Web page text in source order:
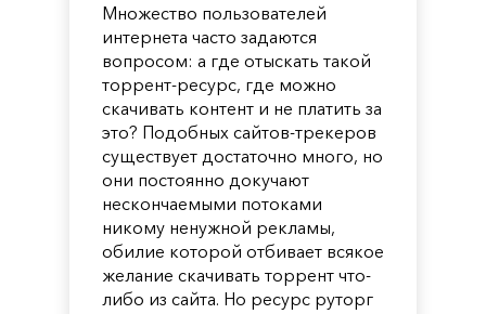
Множество пользователей
интернета часто задаются
вопросом: а где отыскать такой
торрент-ресурс, где можно
скачивать контент и не платить за
это? Подобных сайтов-трекеров
существует достаточно много, но
они постоянно докучают
нескончаемыми потоками
никому ненужной рекламы,
обилие которой отбивает всякое
желание скачивать торрент что-
либо из сайта. Но ресурс руторг